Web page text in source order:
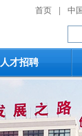
首页 中
人才招聘